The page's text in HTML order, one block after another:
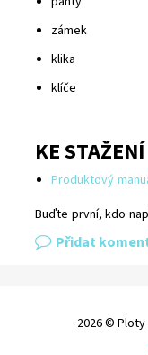
zámek
klika
klíče
KE STAŽENÍ
Produktový
Buďte první, kdo
Přidat
2026 ©